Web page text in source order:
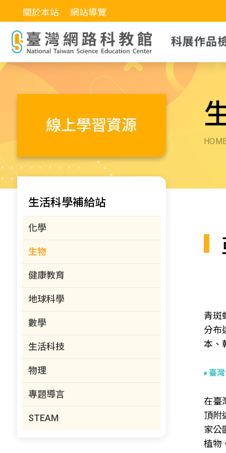
關於本站 網站導覽
科展作品
線上學習資源
生活科學補給站
化學
生物
健康教育
地球科學
數學
生活科技
物理
專題導言
STEAM
青斑
分布
本、
臺灣
在臺
頂附
家公
植物